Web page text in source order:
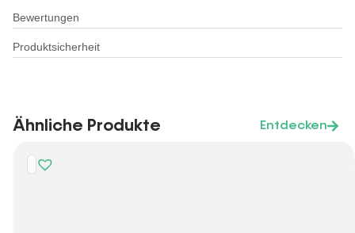
Bewertungen
Produktsicherheit
Ähnliche Produkte Entdecken